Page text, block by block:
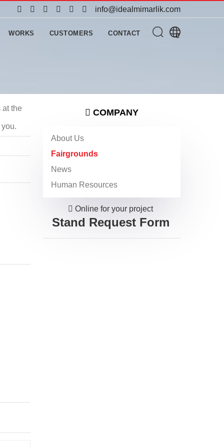
info@idealmimarlik.com
WORKS CUSTOMERS CONTACT
at the
COMPANY
About Us
Fairgrounds
News
Human Resources
Online for your project
Stand Request Form